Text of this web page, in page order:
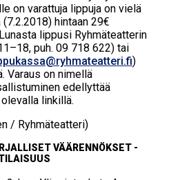
on varattuja lippuja on vielä
hintaan 29€
lippusi Ryhmäteatterin
puh. 09 718 622) tai
)
Varaus on nimellä
edellyttää
linkillä.
/ Ryhmäteatteri)
VÄÄ­REN­NÖK­SET -